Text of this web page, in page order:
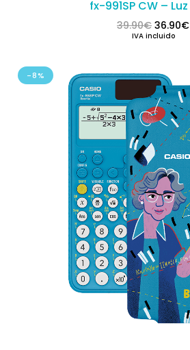
fx-991SP CW –
39.90€ El
36.90€
IVA incluido
-8%